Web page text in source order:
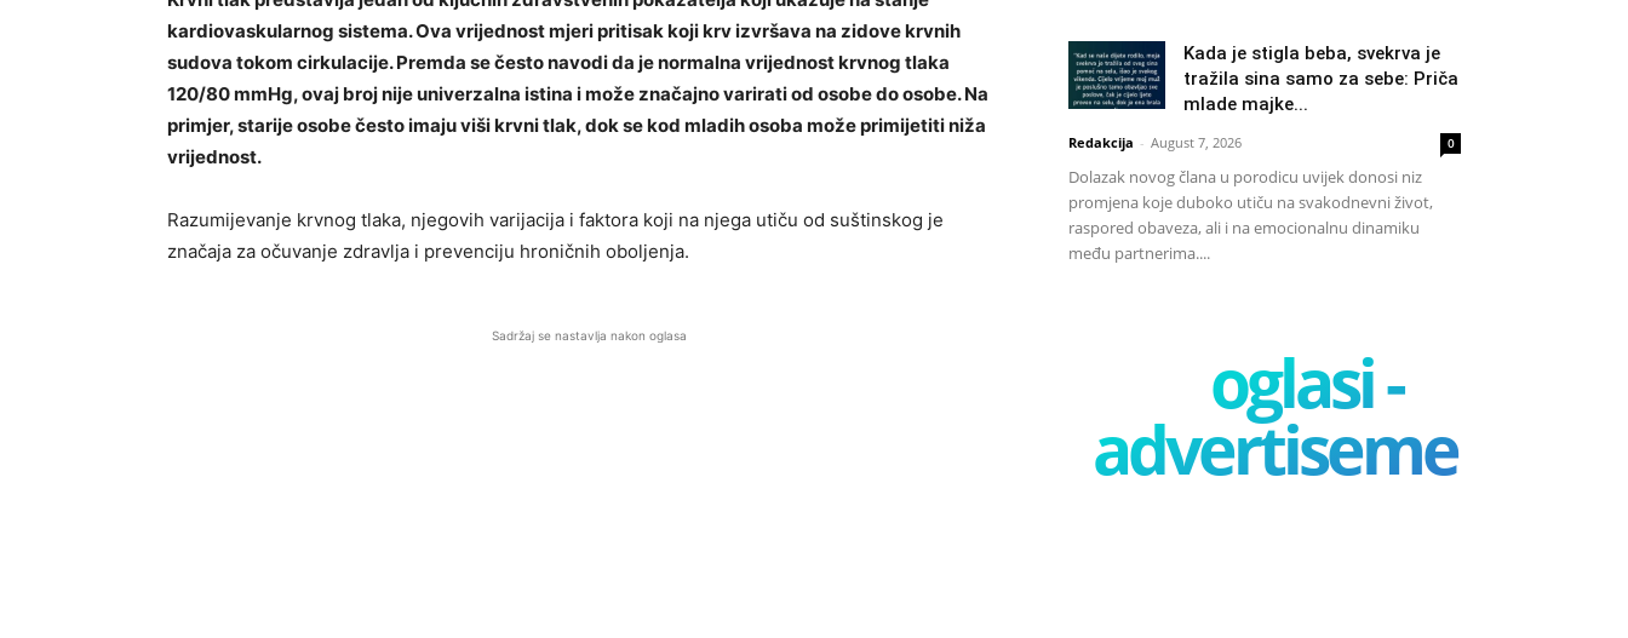
kardiovaskularnog sistema. Ova vrijednost mjeri pritisak koji krv izvršava na zidove krvnih
sudova tokom cirkulacije. Premda se često navodi da je normalna vrijednost krvnog tlaka
120/80 mmHg, ovaj broj nije univerzalna istina i može značajno varirati od osobe do osobe. Na
primjer, starije osobe često imaju viši krvni tlak, dok se kod mladih osoba može primijetiti niža
vrijednost.
Razumijevanje krvnog tlaka, njegovih varijacija i faktora koji na njega utiču od suštinskog je
značaja za očuvanje zdravlja i prevenciju hroničnih oboljenja.
Sadržaj se nastavlja nakon oglasa
Kada je stigla beba, svekrva je
tražila sina samo za sebe: Priča
mlade majke...
Redakcija - August 7, 2026 0
Dolazak novog člana u porodicu uvijek donosi niz
promjena koje duboko utiču na svakodnevni život,
raspored obaveza, ali i na emocionalnu dinamiku
među partnerima....
oglasi -
advertisement